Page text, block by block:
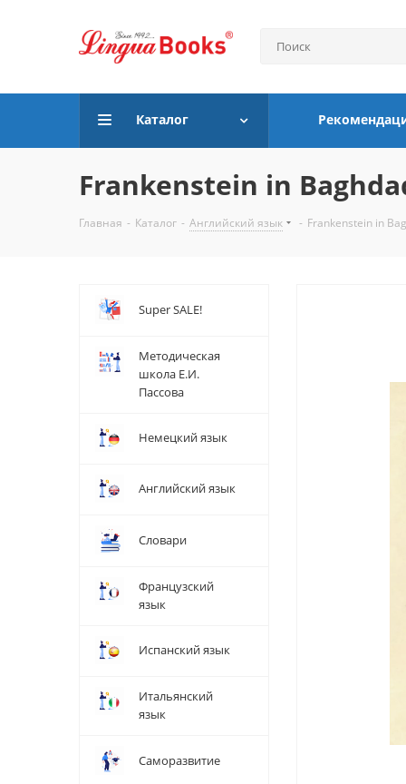
Каталог
Frankenstein in
Главная - Каталог - Английский язык - Frankenstein in
Super SALE!
Методическая
школа Е.И.
Пассова
Немецкий язык
Английский язык
Словари
Французский
язык
Испанский язык
Итальянский
язык
Саморазвитие